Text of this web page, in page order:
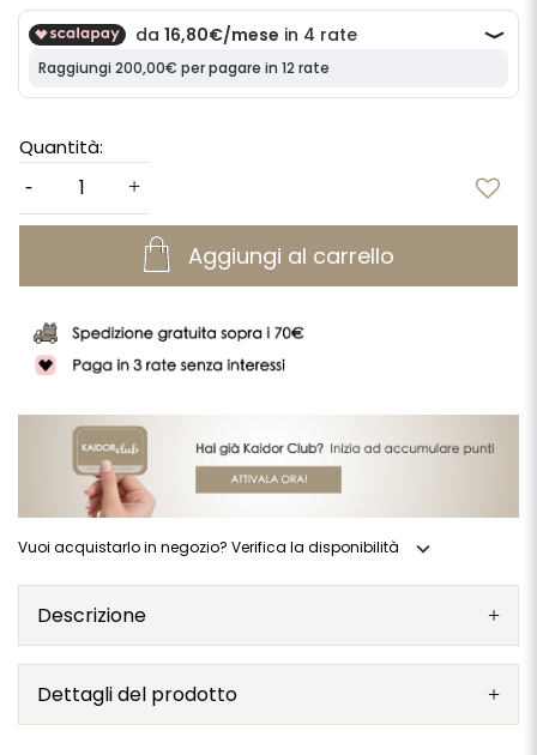
Quantità:
Aggiungi al carrello
Vuoi acquistarlo in negozio? Verifica la disponibilità expand_more
Descrizione
Dettagli del prodotto